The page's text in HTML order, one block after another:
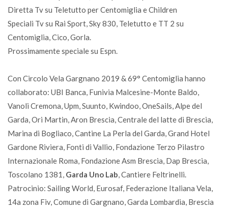
Diretta Tv su Teletutto per Centomiglia e Children
Speciali Tv su Rai Sport, Sky 830, Teletutto e TT 2 su
Centomiglia, Cico, Gorla.
Prossimamente speciale su Espn.
Con Circolo Vela Gargnano 2019 & 69° Centomiglia hanno
collaborato: UBI Banca, Funivia Malcesine-Monte Baldo,
Vanoli Cremona, Upm, Suunto, Kwindoo, OneSails, Alpe del
Garda, Ori Martin, Aron Brescia, Centrale del latte di Brescia,
Marina di Bogliaco, Cantine La Perla del Garda, Grand Hotel
Gardone Riviera, Fonti di Vallio, Fondazione Terzo Pilastro
Internazionale Roma, Fondazione Asm Brescia, Dap Brescia,
Toscolano 1381, Garda Uno Lab, Cantiere Feltrinelli.
Patrocinio: Sailing World, Eurosaf, Federazione Italiana Vela,
14a zona Fiv, Comune di Gargnano, Garda Lombardia, Brescia